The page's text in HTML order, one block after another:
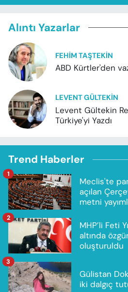
Alıntı Yazarlar
FEHIM TAŞTEKIN
ABD Kürtler'den
LEVENT GÜLTEKIN
Levent Gültekin
Türkiye'yi Yazdı
Trend Haberler
Meclis'te
açılan
metni
1
MHP’li Feti
altında
oluşturuldu
2
Gülistan
iki dalgıç
3